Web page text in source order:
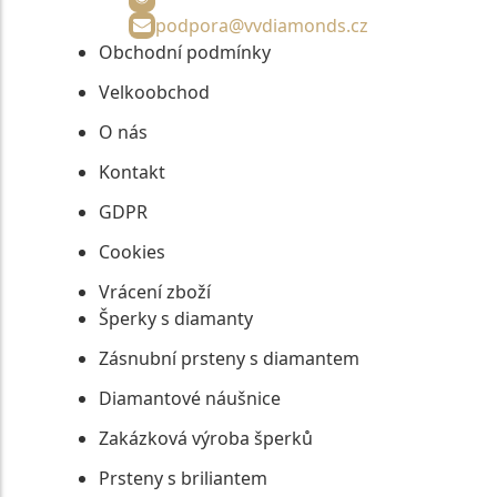
podpora@vvdiamonds.cz
Obchodní podmínky
Velkoobchod
O nás
Kontakt
GDPR
Cookies
Vrácení zboží
Šperky s diamanty
Zásnubní prsteny s diamantem
Diamantové náušnice
Zakázková výroba šperků
Prsteny s briliantem